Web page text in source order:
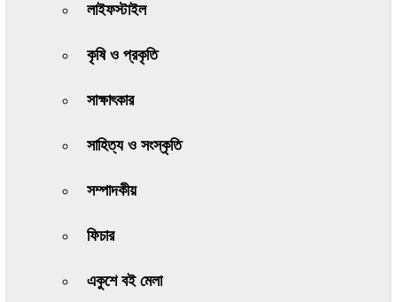
লাইফস্টাইল
কৃষি ও প্রকৃতি
সাক্ষাৎকার
সাহিত্য ও সংস্কৃতি
সম্পাদকীয়
ফিচার
একুশে বই মেলা